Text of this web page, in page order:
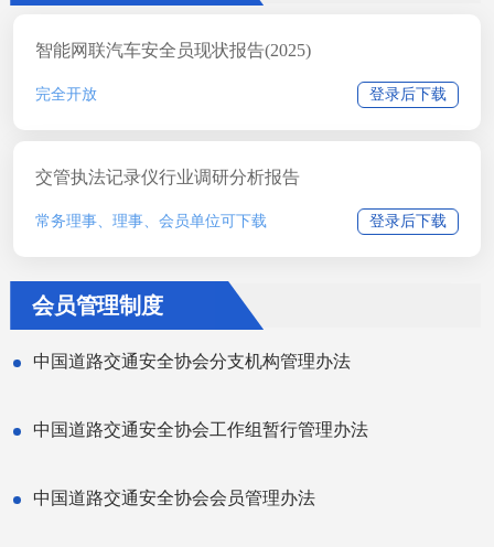
智能网联汽车安全员现状报告(2025)
完全开放 登录后下载
交管执法记录仪行业调研分析报告
常务理事、理事、会员单位可下载 登录后下载
会员管理制度
中国道路交通安全协会分支机构管理办法
中国道路交通安全协会工作组暂行管理办法
中国道路交通安全协会会员管理办法